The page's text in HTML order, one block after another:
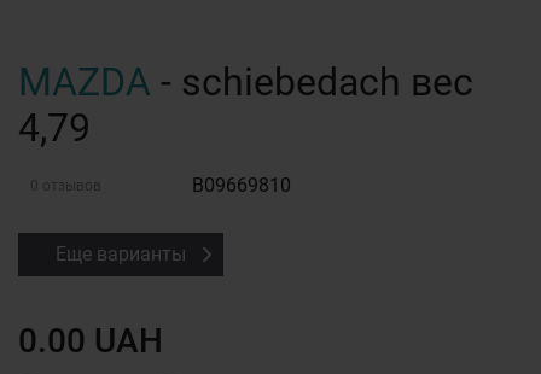
MAZDA - schiebedach вес
4,79
0 отзывов B09669810
Еще варианты
0.00 UAH